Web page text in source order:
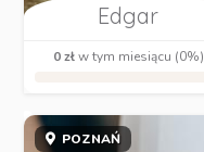
Edgar
0 złw tym miesiącu (0%)
POZNAŃ